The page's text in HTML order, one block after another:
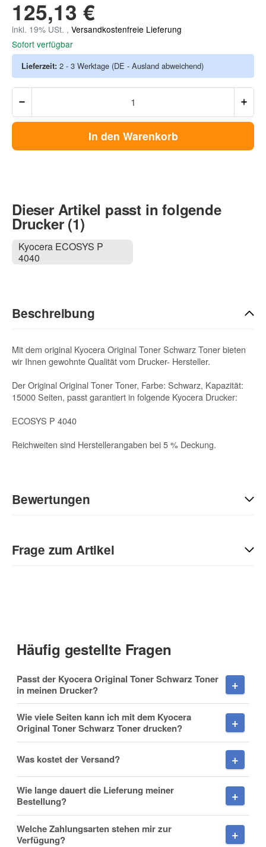
125,13 €
inkl. 19% USt. , Versandkostenfreie Lieferung
Sofort verfügbar
Lieferzeit: 2 - 3 Werktage (DE - Ausland abweichend)
In den Warenkorb
Dieser Artikel passt in folgende
Drucker (1)
Kyocera ECOSYS P
4040
Beschreibung
Mit dem original Kyocera Original Toner Schwarz Toner bieten
wir Ihnen gewohnte Qualität vom Drucker- Hersteller.
Der Original Original Toner Toner, Farbe: Schwarz, Kapazität:
15000 Seiten, passt garantiert in folgende Kyocera Drucker:
ECOSYS P 4040
Reichweiten sind Herstellerangaben bei 5 % Deckung.
Bewertungen
Sie Anderen bei der Kaufentscheidung:
Frage zum Artikel
Nachname
Firma
Häufig gestellte Fragen
Passt der Kyocera Original Toner Schwarz Toner
in meinen Drucker?
Wie viele Seiten kann ich mit dem Kyocera
Original Toner Schwarz Toner drucken?
Was kostet der Versand?
Wie lange dauert die Lieferung meiner
Bestellung?
Welche Zahlungsarten stehen mir zur
Verfügung?